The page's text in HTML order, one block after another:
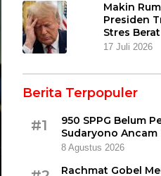
Makin
Presiden
Stres Berat
17 Juli 2026
Berita Terpopuler
#1
950 SPPG Belum
Sudaryono
8 Agustus 2026
Rachmat Gobel